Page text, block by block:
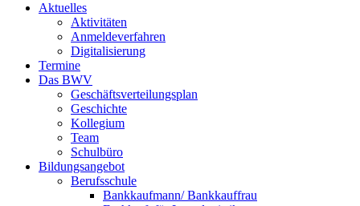
Aktuelles
Aktivitäten
Anmeldeverfahren
Digitalisierung
Termine
Das BWV
Geschäftsverteilungsplan
Geschichte
Kollegium
Team
Schulbüro
Bildungsangebot
Berufsschule
Bankkaufmann/ Bankkauffrau